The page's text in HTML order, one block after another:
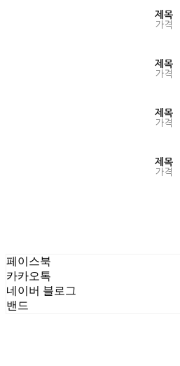
제목
가격
제목
가격
제목
가격
제목
가격
페이스북
카카오톡
네이버 블로그
밴드